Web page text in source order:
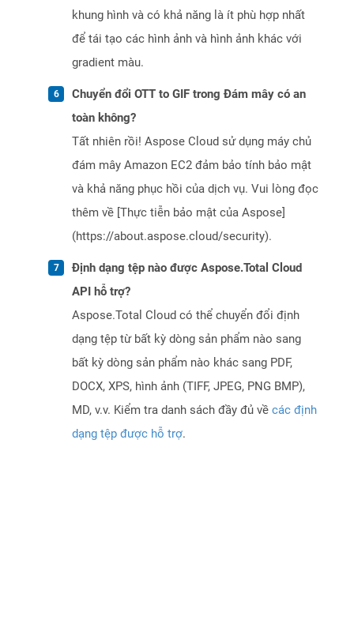
khung hình và có khả năng là ít phù hợp nhất
để tái tạo các hình ảnh và hình ảnh khác với
gradient màu.
Chuyển đổi OTT to GIF trong Đám mây có an
toàn không?
Tất nhiên rồi! Aspose Cloud sử dụng máy chủ
đám mây Amazon EC2 đảm bảo tính bảo mật
và khả năng phục hồi của dịch vụ. Vui lòng đọc
thêm về [Thực tiễn bảo mật của Aspose]
(https://about.aspose.cloud/security).
Định dạng tệp nào được Aspose.Total Cloud
API hỗ trợ?
Aspose.Total Cloud có thể chuyển đổi định
dạng tệp từ bất kỳ dòng sản phẩm nào sang
bất kỳ dòng sản phẩm nào khác sang PDF,
DOCX, XPS, hình ảnh (TIFF, JPEG, PNG BMP),
MD, v.v. Kiểm tra danh sách đầy đủ về các định
dạng tệp được hỗ trợ.